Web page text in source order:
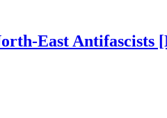
East Antifascists